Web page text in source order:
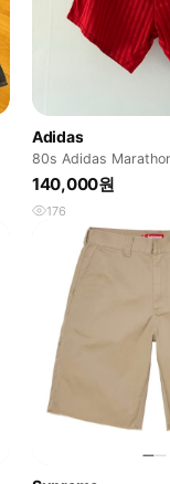
Adidas
80s Adidas
140,000원
176